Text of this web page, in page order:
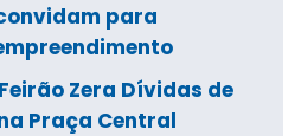
para
Zera Dívidas de
Praça Central